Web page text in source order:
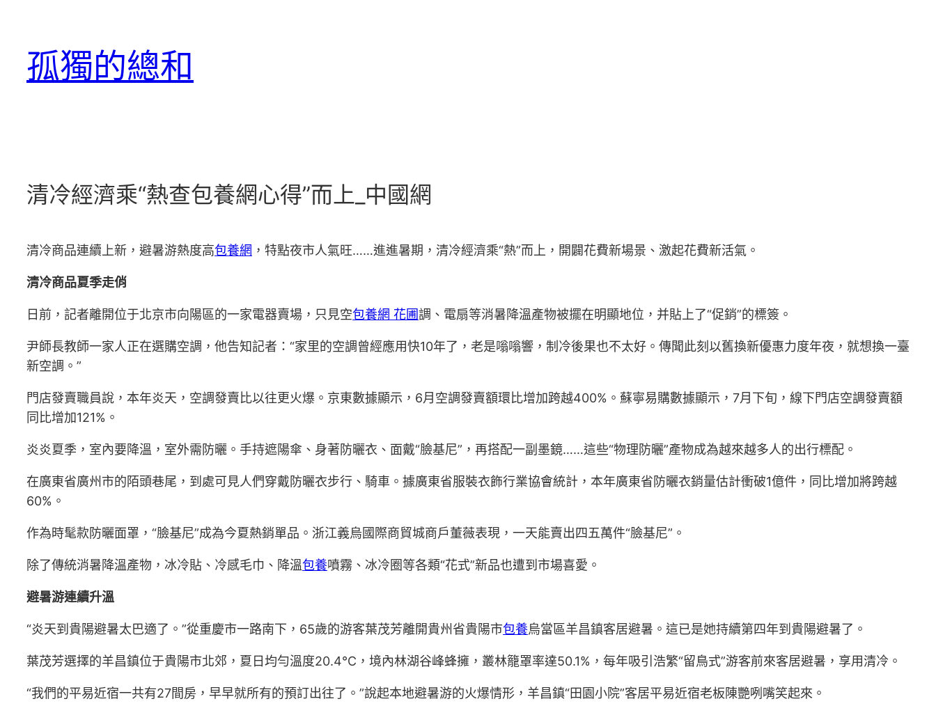
孤獨的總和
清冷經濟乘“熱查包養網心得”而上_中國網
清冷商品連續上新，避暑游熱度高包養網 ，特點夜市人氣旺……進進暑期，清冷經濟乘“熱”而上，開闢花費新場景、激起花費新活氣。
清冷商品夏季走俏
日前，記者離開位于北京市向陽區的一家電器賣場，只見空包養網 花圃調、電扇等消暑降溫產物被擺在明顯地位，并貼上了“促銷”的標簽。
尹師長教師一家人正在選購空調，他告知記者：“家里的空調曾經應用快10年了，老是嗡嗡響，制冷後果也不太好。傳聞此刻以舊換新優惠力度年夜，就想換一臺
新空調。”
門店發賣職員說，本年炎天，空調發賣比以往更火爆。京東數據顯示，6月空調發賣額環比增加跨越400%。蘇寧易購數據顯示，7月下旬，線下門店空調發賣額
同比增加121%。
炎炎夏季，室內要降溫，室外需防曬。手持遮陽傘、身著防曬衣、面戴“臉基尼”，再搭配一副墨鏡……這些“物理防曬”產物成為越來越多人的出行標配。
在廣東省廣州市的陌頭巷尾，到處可見人們穿戴防曬衣步行、騎車。據廣東省服裝衣飾行業協會統計，本年廣東省防曬衣銷量估計衝破1億件，同比增加將跨越
60%。
作為時髦款防曬面罩，“臉基尼”成為今夏熱銷單品。浙江義烏國際商貿城商戶董薇表現，一天能賣出四五萬件“臉基尼”。
除了傳統消暑降溫產物，冰冷貼、冷感毛巾、降溫包養噴霧、冰冷圈等各類“花式”新品也遭到市場喜愛。
避暑游連續升溫
“炎天到貴陽避暑太巴適了。”從重慶市一路南下，65歲的游客葉茂芳離開貴州省貴陽市包養烏當區羊昌鎮客居避暑。這已是她持續第四年到貴陽避暑了。
葉茂芳選擇的羊昌鎮位于貴陽市北郊，夏日均勻溫度20.4℃，境內林湖谷峰蜂擁，叢林籠罩率達50.1%，每年吸引浩繁“留鳥式”游客前來客居避暑，享用清冷。
“我們的平易近宿一共有27間房，早早就所有的預訂出往了。”說起本地避暑游的火爆情形，羊昌鎮“田園小院”客居平易近宿老板陳艷咧嘴笑起來。